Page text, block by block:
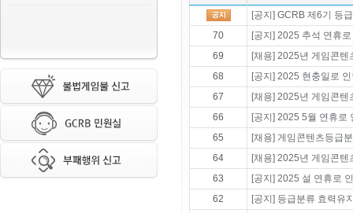
[공지] GCRB 제6기 등
70
[공지] 2025 추석 연휴
69
[채용] 2025년 게임콘
68
[공지] 2025 현충일로
67
[채용] 2025년 게임콘
66
[공지] 2025 5월 연휴로
65
[채용] 게임콘텐츠등급
64
[채용] 2025년 게임콘
63
[공지] 2025 설 연휴로
62
[공지] 등급분류 효력유